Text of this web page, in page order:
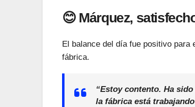
😊 Márquez,
El balance del día fue positivo
fábrica.
“Estoy contento. Ha
la fábrica está